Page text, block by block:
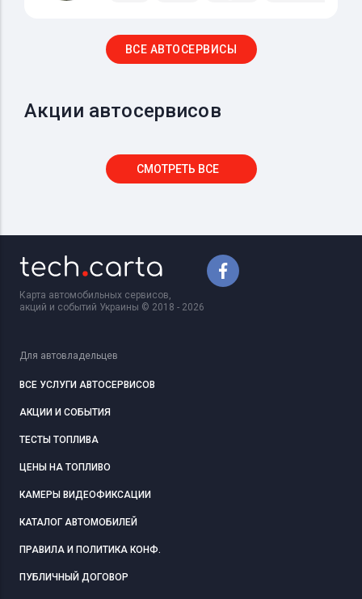
ВСЕ АВТОСЕРВИСЫ
Акции автосервисов
СМОТРЕТЬ ВСЕ
Карта автомобильных сервисов,
акций и событий Украины © 2018 - 2026
Для автовладельцев
ВСЕ УСЛУГИ АВТОСЕРВИСОВ
АКЦИИ И СОБЫТИЯ
ТЕСТЫ ТОПЛИВА
ЦЕНЫ НА ТОПЛИВО
КАМЕРЫ ВИДЕОФИКСАЦИИ
КАТАЛОГ АВТОМОБИЛЕЙ
ПРАВИЛА И ПОЛИТИКА КОНФ.
ПУБЛИЧНЫЙ ДОГОВОР